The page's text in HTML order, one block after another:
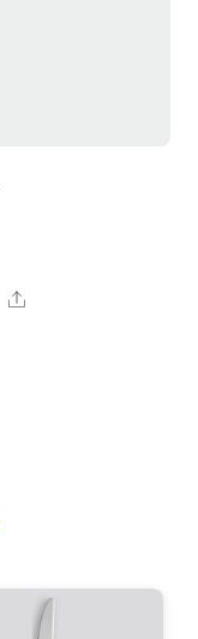
Share